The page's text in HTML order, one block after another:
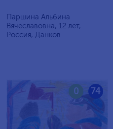
Паршина Альбина
Вячеславовна, 12 лет,
Россия, Данков
74
0